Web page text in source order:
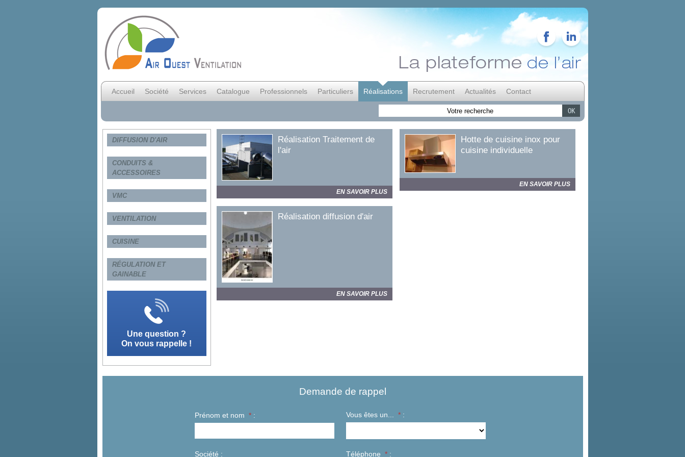
Accueil Société Services Catalogue Professionnels Particuliers Réalisations Recrutement Actualités Contact
Réalisation Traitement de
l'air
EN SAVOIR PLUS
Hotte de cuisine inox pour
cuisine individuelle
EN SAVOIR PLUS
Réalisation diffusion d'air
EN SAVOIR PLUS
DIFFUSION D'AIR
CONDUITS &
ACCESSOIRES
VMC
VENTILATION
CUISINE
RÉGULATION ET
GAINABLE
Une question ?
On vous rappelle !
Demande de rappel
Prénom et nom * : Vous êtes un... * :
Société : Téléphone * :